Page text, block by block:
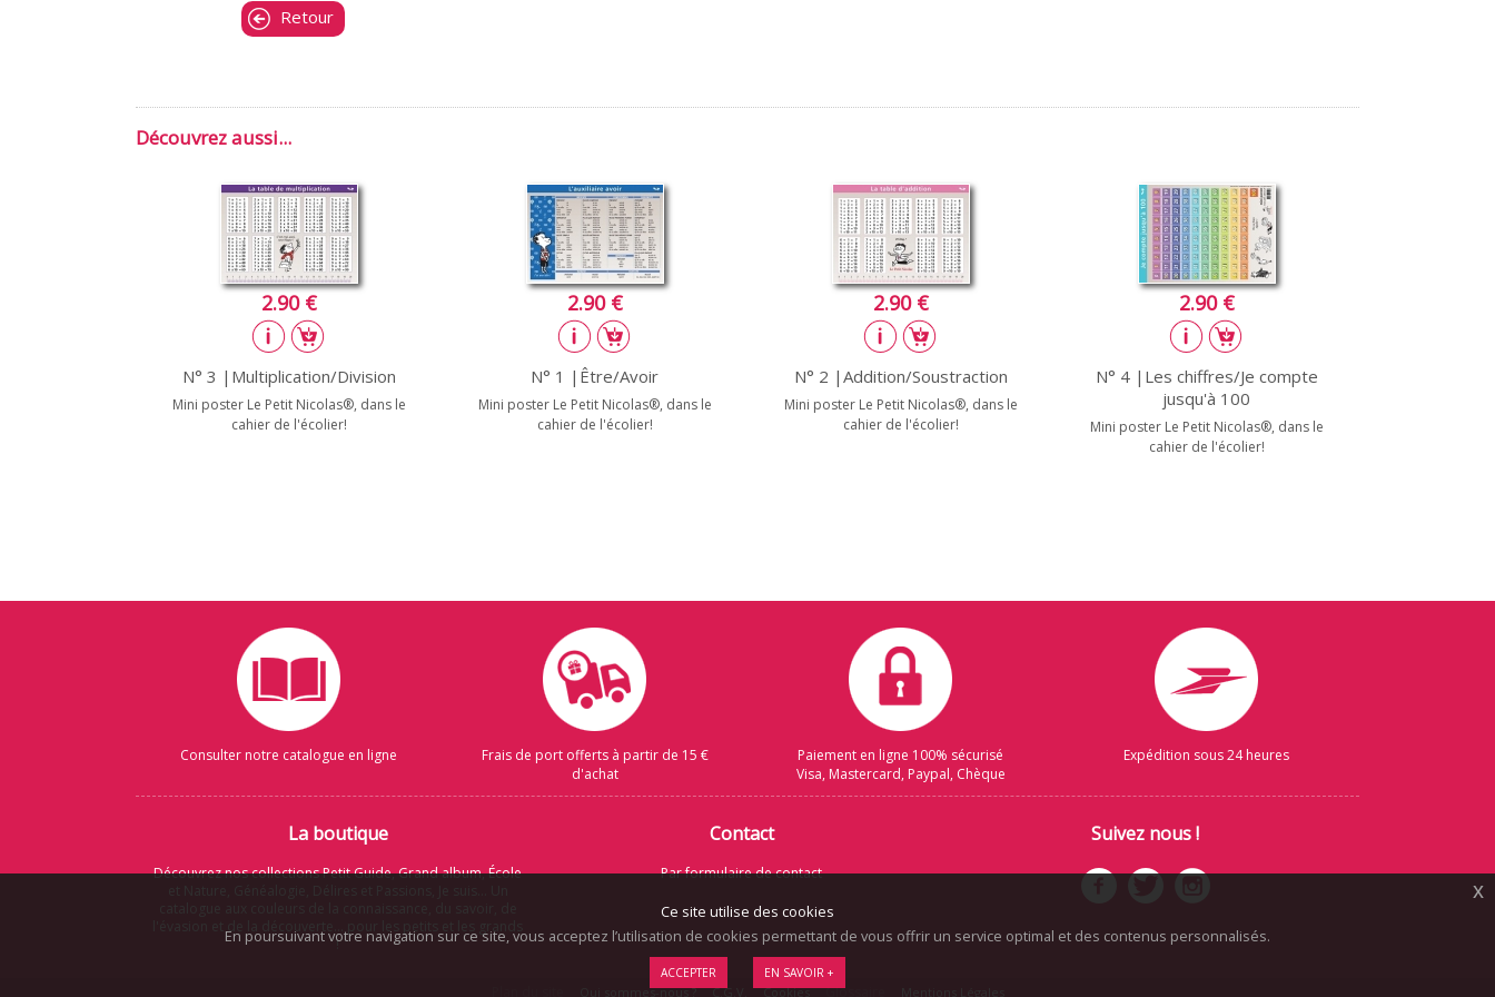
Ce site utilise des cookies
En poursuivant votre navigation sur ce site, vous acceptez l’utilisation de cookies permettant de vous offrir un service optimal et des contenus personnalisés.
ACCEPTER EN SAVOIR +
x
Retour
Découvrez aussi...
2.90 €
N° 3 |Multiplication/Division
Mini poster Le Petit Nicolas®, dans le
cahier de l'écolier!
2.90 €
N° 1 |Être/Avoir
Mini poster Le Petit Nicolas®, dans le
cahier de l'écolier!
2.90 €
N° 2 |Addition/Soustraction
Mini poster Le Petit Nicolas®, dans le
cahier de l'écolier!
2.90 €
N° 4 |Les chiffres/Je compte
jusqu'à 100
Mini poster Le Petit Nicolas®, dans le
cahier de l'écolier!
Consulter notre catalogue en ligne
Frais de port offerts à partir de 15 €
d'achat
Paiement en ligne 100% sécurisé
Visa, Mastercard, Paypal, Chèque
Expédition sous 24 heures
La boutique
Découvrez nos collections Petit Guide, Grand album, École
!
Contact
Par formulaire de contact
Suivez nous !
Qui sommes-nous ? C.G.V. Cookies Glossaire